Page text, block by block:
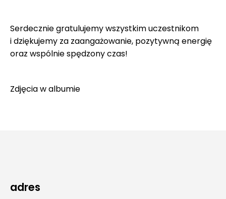
Serdecznie gratulujemy wszystkim uczestnikom
i dziękujemy za zaangażowanie, pozytywną energię
oraz wspólnie spędzony czas!
Zdjęcia walbumie
adres